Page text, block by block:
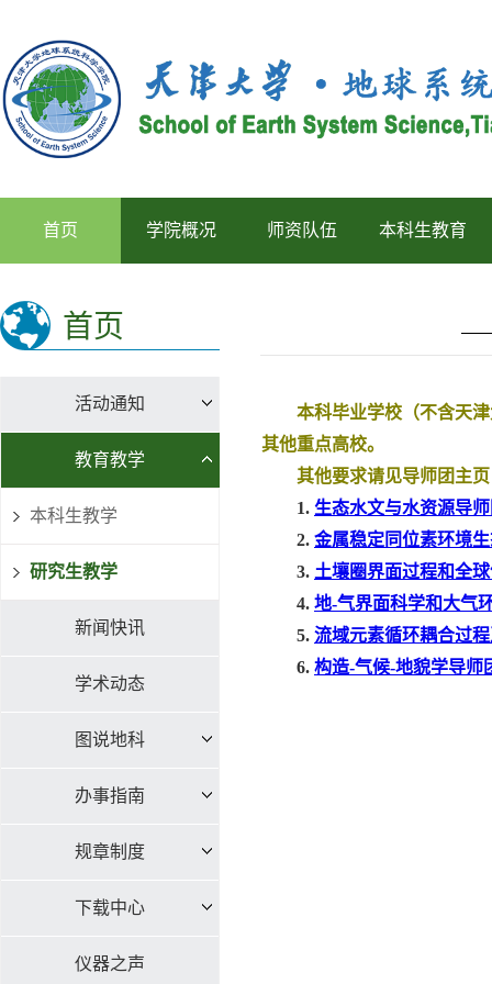
首页 学院概况 师资队伍 本科生教育
首页
活动通知
教育教学
本科生教学
研究生教学
新闻快讯
学术动态
图说地科
办事指南
规章制度
下载中心
仪器之声
本科毕业学校（不含天津
其他重点高校。
其他要求请见导师团主页
1. 生态水文与水资源导
2. 金属稳定同位素环境
3. 土壤圈界面过程和全
4. 地-气界面科学和大气
5. 流域元素循环耦合过
6. 构造-气候-地貌学导师